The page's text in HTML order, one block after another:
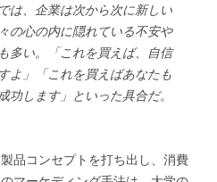
は、企業は次から次に新しい
の心の内に隠れている不安や
多い。「これを買えば、自信
よ」「これを買えばあなたも
功します」といった具合だ。
品コンセプトを打ち出し、消費